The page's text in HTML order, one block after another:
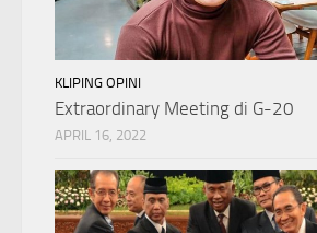
KLIPING OPINI
Extraordinary Meeting di G-20
APRIL 16, 2022